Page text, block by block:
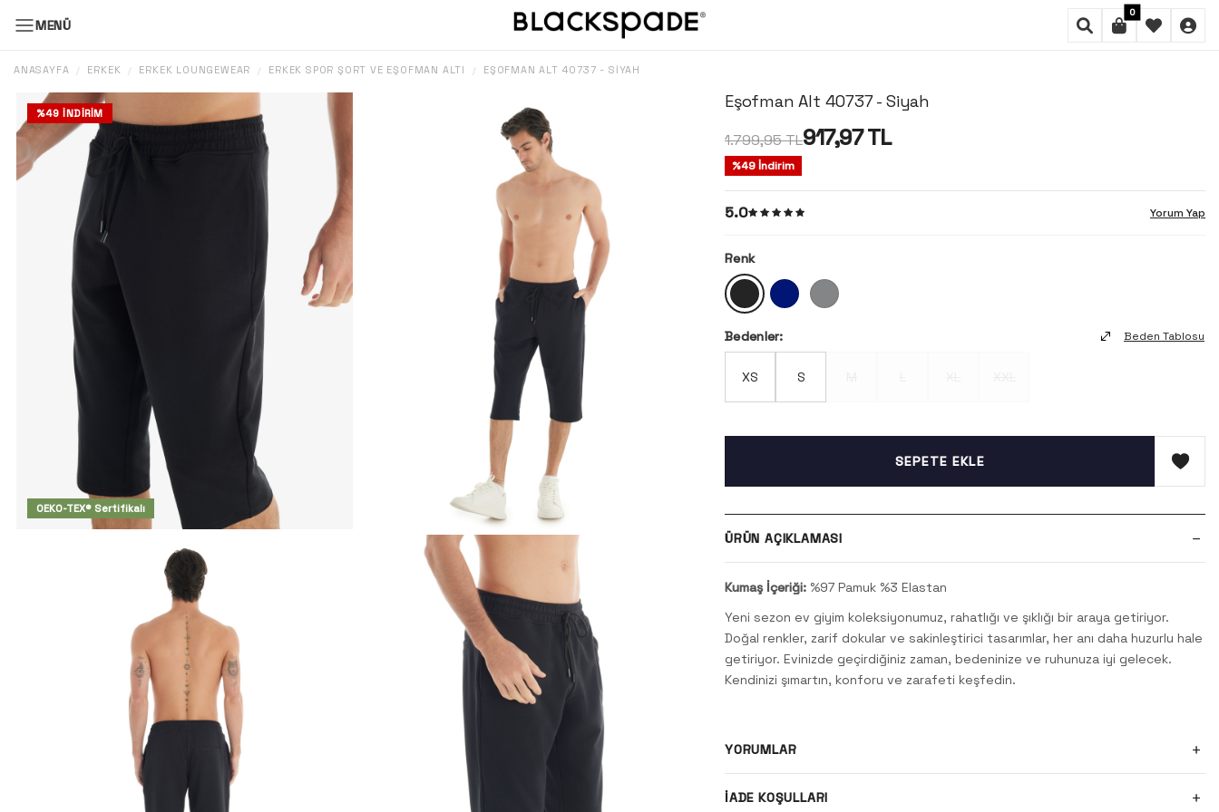
MENÜ
0
ANASAYFA / ERKEK / ERKEK LOUNGEWEAR / ERKEK SPOR ŞORT VE EŞOFMAN ALTI / EŞOFMAN ALT 40737 - SIYAH
%49 İNDIRIM
OEKO-TEX® Sertifikalı
Eşofman Alt 40737 - Siyah
1.799,95TL917,97TL
%49 İndirim
5.0 Yorum Yap
Renk
Bedenler: Beden Tablosu
XS S
SEPETE EKLE
ÜRÜN AÇIKLAMASI
Kumaş İçeriği: %97 Pamuk %3 Elastan
Yeni sezon ev giyim koleksiyonumuz, rahatlığı ve şıklığı bir araya getiriyor.
Doğal renkler, zarif dokular ve sakinleştirici tasarımlar, her anı daha huzurlu hale
getiriyor. Evinizde geçirdiğiniz zaman, bedeninize ve ruhunuza iyi gelecek.
Kendinizi şımartın, konforu ve zarafeti keşfedin.
YORUMLAR
İADE KOŞULLARI